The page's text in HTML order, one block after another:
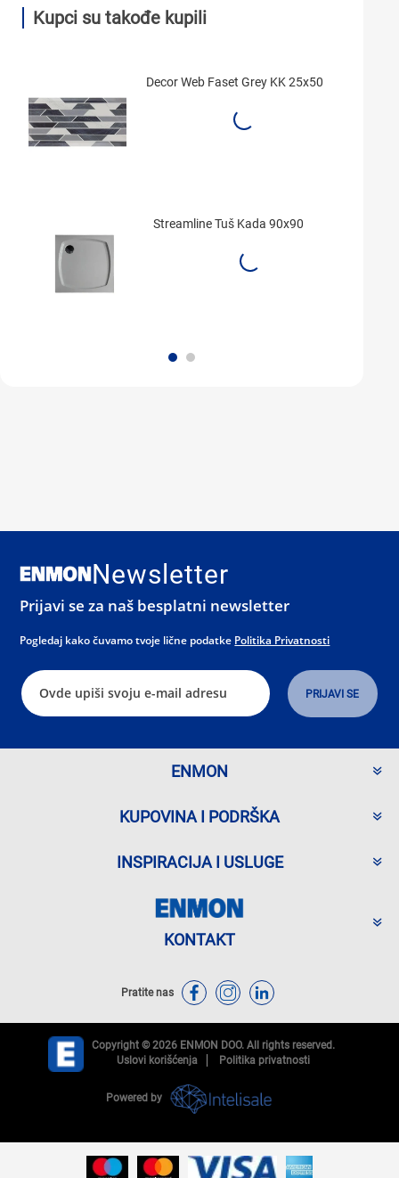
Kupci su takođe kupili
Decor Web Faset Grey KK 25x50
Streamline Tuš Kada 90x90
Newsletter
Prijavi se za naš besplatni newsletter
Pogledaj kako čuvamo tvoje lične podatke Politika Privatnosti
ENMON
KUPOVINA I PODRŠKA
INSPIRACIJA I USLUGE
KONTAKT
Pratite nas
Copyright © 2026 ENMON DOO. All rights reserved.
Uslovi korišćenja
Politika privatnosti
Powered by